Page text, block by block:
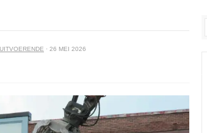
· 26 MEI 2026